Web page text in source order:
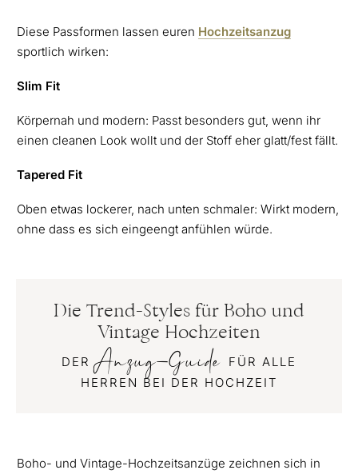
Diese Passformen lassen euren Hochzeitsanzug
sportlich wirken:
Slim Fit
Körpernah und modern: Passt besonders gut, wenn ihr
einen cleanen Look wollt und der Stoff eher glatt/fest fällt.
Tapered Fit
Oben etwas lockerer, nach unten schmaler: Wirkt modern,
ohne dass es sich eingeengt anfühlen würde.
Die Trend-Styles für Boho und
Vintage Hochzeiten
DERAnzug-Guide
FÜR ALLE
HERREN BEI DER HOCHZEIT
Boho- und Vintage-Hochzeitsanzüge zeichnen sich in